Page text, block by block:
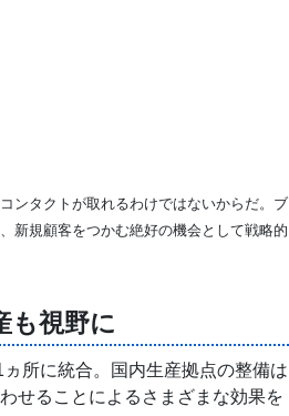
ンタクトが取れるわけではないからだ。ブ
新規顧客をつかむ絶好の機会として戦略的
も視野に
所に統合。国内生産拠点の整備は
せることによるさまざまな効果を